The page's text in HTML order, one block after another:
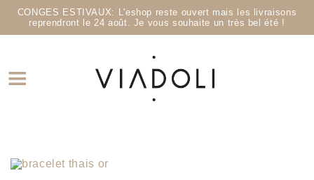
CONGES ESTIVAUX: L'eshop reste ouvert mais les livraisons
reprendront le 24 août. Je vous souhaite un très bel été !